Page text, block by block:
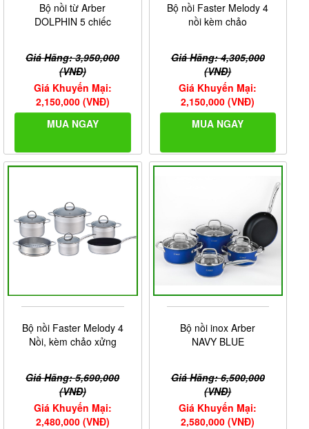
Bộ nồi từ Arber
DOLPHIN 5 chiếc
Giá Hãng: 3,950,000
(VNĐ)
Giá Khuyến Mại:
2,150,000 (VNĐ)
MUA NGAY
Bộ nồi Faster Melody 4
nồi kèm chảo
Giá Hãng: 4,305,000
(VNĐ)
Giá Khuyến Mại:
2,150,000 (VNĐ)
MUA NGAY
Bộ nồi Faster Melody 4
Nồi, kèm chảo xửng
Giá Hãng: 5,690,000
(VNĐ)
Giá Khuyến Mại:
2,480,000 (VNĐ)
Bộ nồi inox Arber
NAVY BLUE
Giá Hãng: 6,500,000
(VNĐ)
Giá Khuyến Mại:
2,580,000 (VNĐ)